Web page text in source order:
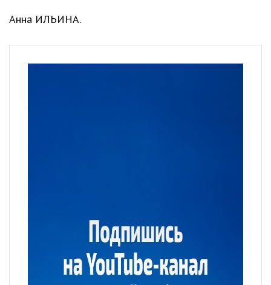
Анна ИЛЬИНА.